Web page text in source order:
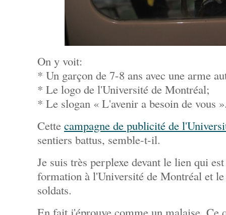
On y voit:
* Un garçon de 7-8 ans avec une arme
* Le logo de l'Université de Montréal;
* Le slogan « L'avenir a besoin de vous
Cette campagne de publicité de
sentiers battus, semble-t-il.
Je suis très perplexe devant le lien qui
formation à l'Université de Montréal et le
soldats.
En fait j'éprouve comme un malaise. Ce